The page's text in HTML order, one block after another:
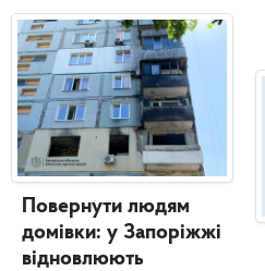
Повернути людям
домівки: у Запоріжжі
відновлюють